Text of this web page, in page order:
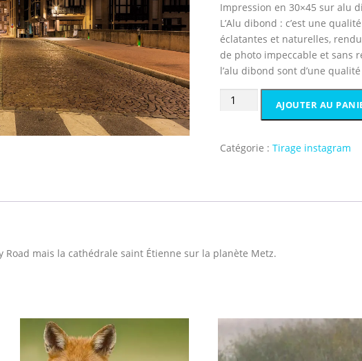
Impression en 30×45 sur alu
L’Alu dibond : c’est une
éclatantes et naturelles,
de photo impeccable et sans
l’alu dibond sont d’une
quantité
lanterne
AJOUTER AU
Catégorie :Tirage instagram
Road mais la cathédrale saint Étienne sur la planète Metz.